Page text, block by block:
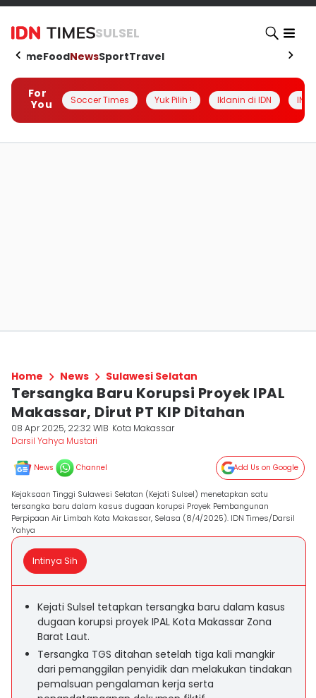
SULSEL
HomeFoodNewsSportTravel
For
You
Soccer Times Yuk Pilih ! Iklanin di IDN
Home News Sulawesi Selatan
Tersangka Baru Korupsi Proyek IPAL
Makassar, Dirut PT KIP Ditahan
08 Apr 2025, 22:32 WIB Kota Makassar
Darsil Yahya Mustari
News Channel Add Us on Google
Kejaksaan Tinggi Sulawesi Selatan (Kejati Sulsel) menetapkan satu
tersangka baru dalam kasus dugaan korupsi Proyek Pembangunan
Perpipaan Air Limbah Kota Makassar, Selasa (8/4/2025). IDN Times/Darsil
Yahya
Intinya Sih
Kejati Sulsel tetapkan tersangka baru dalam kasus
dugaan korupsi proyek IPAL Kota Makassar Zona
Barat Laut.
Tersangka TGS ditahan setelah tiga kali mangkir
dari pemanggilan penyidik dan melakukan tindakan
pemalsuan pengalaman kerja serta